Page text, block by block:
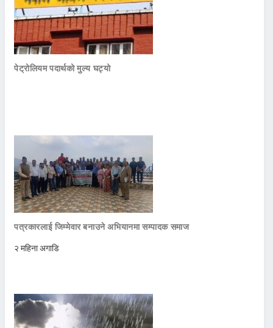
पेट्रोलियम पदार्थको मुल्य घट्यो
पत्रकारलाई जिम्मेवार बनाउने अभियानमा सम्पादक समाज
२ महिना अगाडि